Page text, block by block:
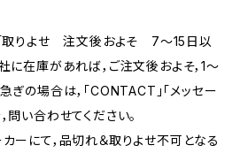
「取りよせ 注文後およそ 7〜15日以
に在庫があれば，ご注文後およそ，1〜
ぎの場合は，「CONTACT」「メッセー
問い合わせてください。
ーにて，品切れ＆取りよせ不可となる